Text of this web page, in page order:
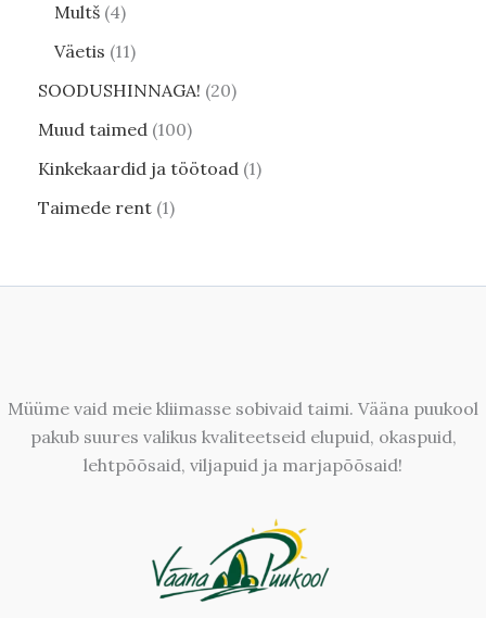
Multš 4
Väetis 11
SOODUSHINNAGA! 20
Muud taimed 100
Kinkekaardid ja töötoad 1
Taimede rent 1
Müüme vaid meie kliimasse sobivaid taimi. Vääna puukool
pakub suures valikus kvaliteetseid elupuid, okaspuid,
lehtpõõsaid, viljapuid ja marjapõõsaid!